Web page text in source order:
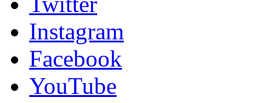
ファンコミュニティ
ホームタウン
コラム
その他
TEAM
2026/27トップチーム
2026/27トップチームスタッフ
Instagram
Facebook
YouTube